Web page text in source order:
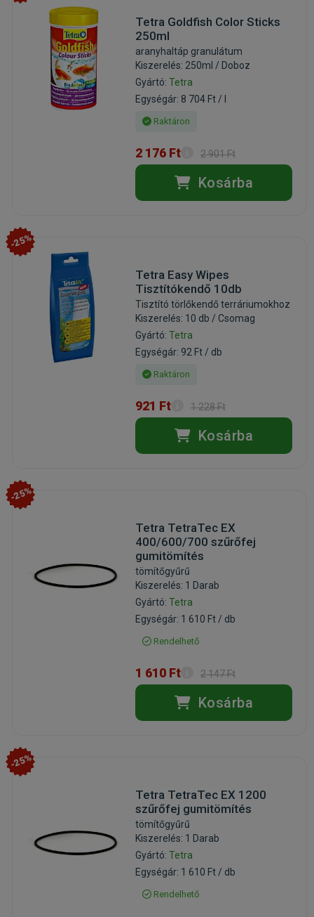
Tetra Goldfish Color Sticks
250ml
aranyhaltáp granulátum
Kiszerelés: 250ml / Doboz
Gyártó: Tetra
Egységár: 8 704 Ft / l
Raktáron
2 176 Ft 2 901 Ft
Kosárba
-25%
Tetra Easy Wipes
Tisztítókendő 10db
Tisztító törlőkendő terráriumokhoz
Kiszerelés: 10 db / Csomag
Gyártó: Tetra
Egységár: 92 Ft / db
Raktáron
921 Ft 1 228 Ft
Kosárba
-25%
Tetra TetraTec EX
400/600/700 szűrőfej
gumitömítés
tömítőgyűrű
Kiszerelés: 1 Darab
Gyártó: Tetra
Egységár: 1 610 Ft / db
Rendelhető
1 610 Ft 2 147 Ft
Kosárba
-25%
Tetra TetraTec EX 1200
szűrőfej gumitömítés
tömítőgyűrű
Kiszerelés: 1 Darab
Gyártó: Tetra
Egységár: 1 610 Ft / db
Rendelhető